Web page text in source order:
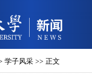
学子风采 >> 正文